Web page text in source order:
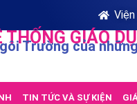
THỐNG GIÁO
Trường của
TIN TỨC VÀ SỰ KIỆN